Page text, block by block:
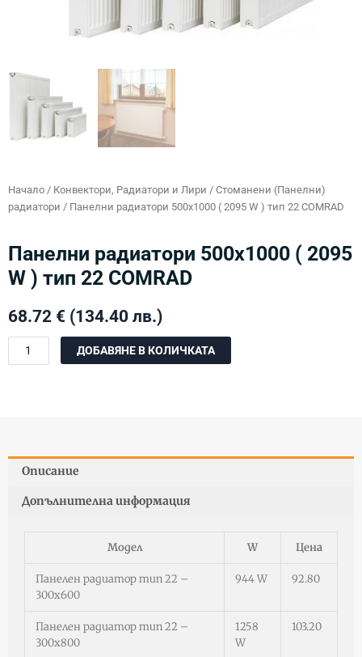
Начало / Конвектори, Радиатори и Лири / Стоманени (Панелни)
радиатори / Панелни радиатори 500х1000 ( 2095 W ) тип 22 COMRAD
Панелни радиатори 500х1000 ( 2095
W ) тип 22 COMRAD
68.72 € (134.40 лв.)
количество
W
тип
ДОБАВЯНЕ В КОЛИЧКАТА
Описание
Допълнителна информация
Модел W Цена
Панелен радиатор тип 22 –
300х600
944 W 92.80
Панелен радиатор тип 22 –
300х800
1258
W
103.20